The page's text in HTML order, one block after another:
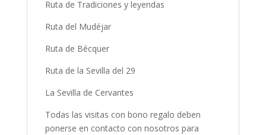
Ruta de Tradiciones y leyendas
Ruta del Mudéjar
Ruta de Bécquer
Ruta de la Sevilla del 29
La Sevilla de Cervantes
Todas las visitas con bono regalo deben
ponerse en contacto con nosotros para